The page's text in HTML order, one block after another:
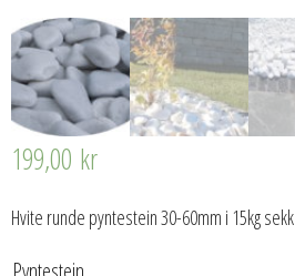
199,00 kr
Hvite runde pyntestein 30-60mm i 15kg sekk